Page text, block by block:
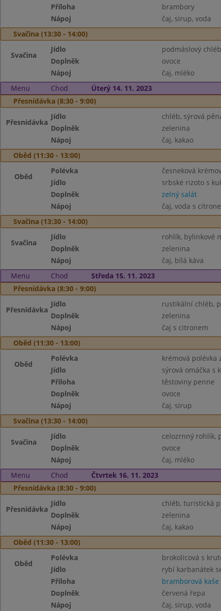
Příloha
brambory
Nápoj
čaj, sirup, voda
Svačina (13:30 - 14:00)
Svačina
Jídlo
podmáslový
Doplněk
ovoce
Nápoj
čaj, mléko
Menu
Chod
Úterý 14. 11. 2023
Přesnídávka (8:30 - 9:00)
Přesnídávka
Jídlo
chléb, sýrová
Doplněk
zelenina
Nápoj
čaj, kakao
Oběd (11:30 - 13:00)
Oběd
Polévka
česneková
Jídlo
srbské rizoto s
Doplněk
zelný salát
Nápoj
čaj, voda s
Svačina (13:30 - 14:00)
Svačina
Jídlo
rohlík, bylinkové
Doplněk
zelenina
Nápoj
čaj, bílá káva
Menu
Chod
Středa 15. 11. 2023
Přesnídávka (8:30 - 9:00)
Přesnídávka
Jídlo
rustikální chléb,
Doplněk
zelenina
Nápoj
čaj s citronem
Oběd (11:30 - 13:00)
Oběd
Polévka
krémová polévka
Jídlo
sýrová omáčka s
Příloha
těstoviny penne
Doplněk
ovoce
Nápoj
čaj, sirup
Svačina (13:30 - 14:00)
Svačina
Jídlo
celozrnný rohlík,
Doplněk
ovoce
Nápoj
čaj, mléko
Menu
Chod
Čtvrtek 16. 11. 2023
Přesnídávka (8:30 - 9:00)
Přesnídávka
Jídlo
chléb, turistická
Doplněk
zelenina
Nápoj
čaj, kakao
Oběd (11:30 - 13:00)
Oběd
Polévka
brokolicová s
Jídlo
rybí karbanátek
Příloha
bramborová kaše
Doplněk
červená řepa
Nápoj
čaj, sirup, voda